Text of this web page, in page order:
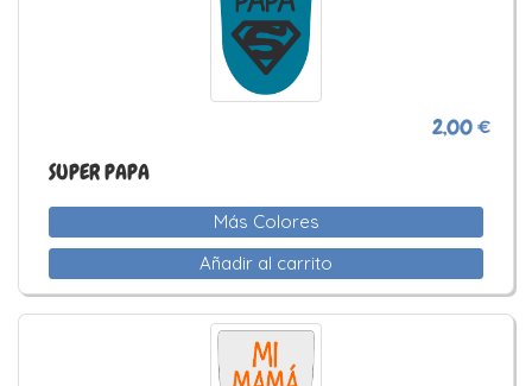
2,00 €
SUPER PAPA
Más Colores
Añadir al carrito